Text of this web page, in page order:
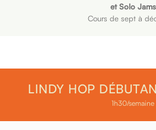
et Solo Jams
Cours de sept à
LINDY HOP
1h30/semaine